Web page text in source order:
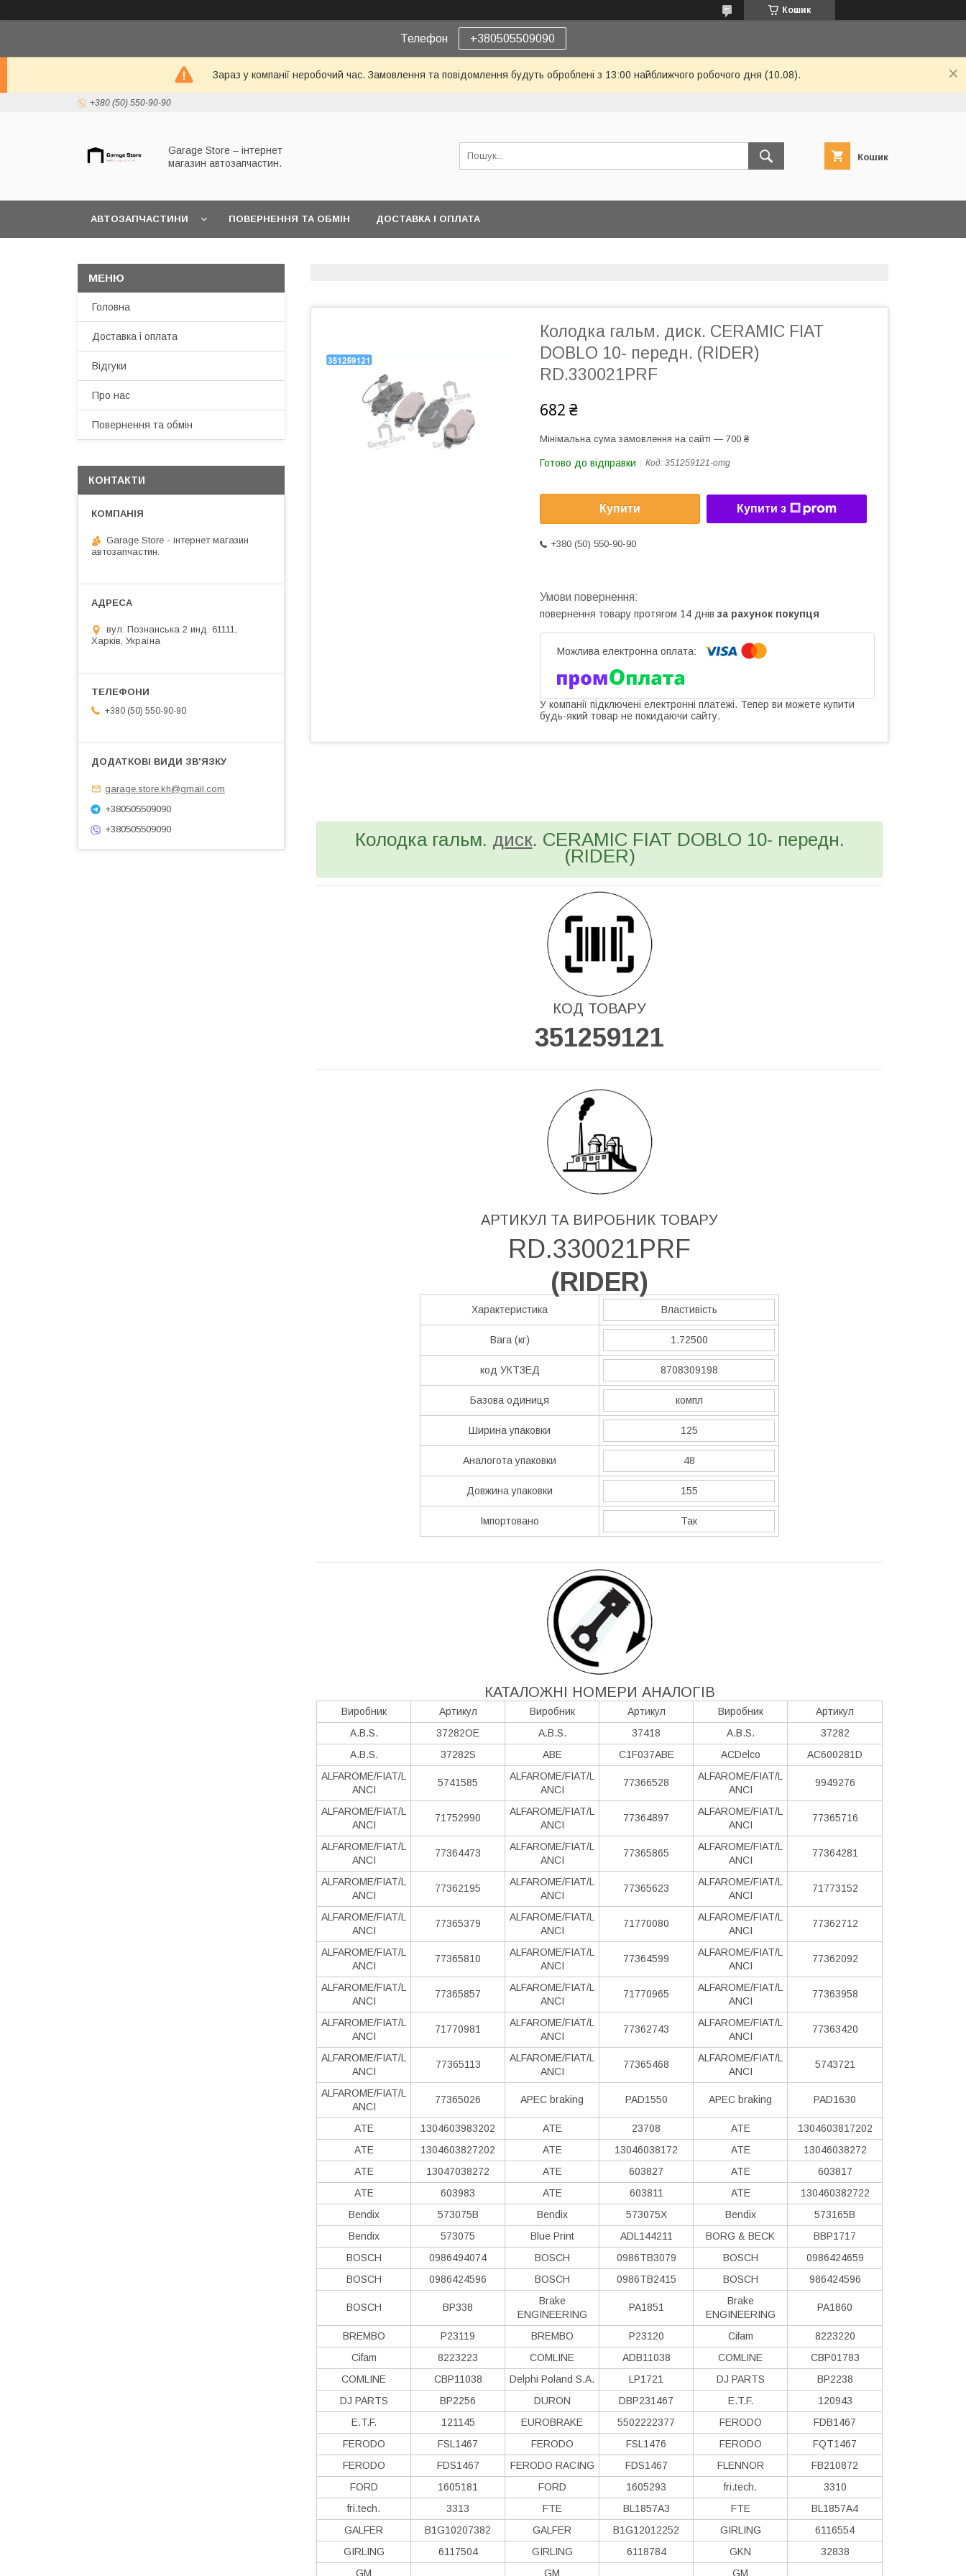
Кошик
Телефон +380505509090
Зараз у компанії неробочий час. Замовлення та повідомлення будуть оброблені з 13:00 найближчого робочого дня (10.08).
+380 (50) 550-90-90
Garage Store – інтернет
магазин автозапчастин.
Кошик
АВТОЗАПЧАСТИНИ ПОВЕРНЕННЯ ТА ОБМІН ДОСТАВКА І ОПЛАТА
Колодка гальм. диск. CERAMIC FIAT
DOBLO 10- передн. (RIDER)
RD.330021PRF
682 ₴
Мінімальна сума замовлення на сайті — 700 ₴
Готово до відправки Код: 351259121-omg
Купити Купити з
+380 (50) 550-90-90
повернення товару протягом 14 днів за рахунок покупця
У компанії підключені електронні платежі. Тепер ви можете купити
будь-який товар не покидаючи сайту.
Колодка гальм. диск. CERAMIC FIAT DOBLO 10- передн.
(RIDER)
КОД ТОВАРУ
351259121
АРТИКУЛ ТА ВИРОБНИК ТОВАРУ
RD.330021PRF
(RIDER)
Характеристика Властивість
Вага (кг) 1.72500
код УКТЗЕД 8708309198
Базова одиниця компл
Ширина упаковки 125
Аналогота упаковки 48
Довжина упаковки 155
Імпортовано Так
КАТАЛОЖНІ НОМЕРИ АНАЛОГІВ
Виробник Артикул Виробник Артикул Виробник
Артикул
A.B.S.
37282OE A.B.S. 37418 A.B.S.
37282
A.B.S.
37282S ABE C1F037ABE ACDelco
AC600281D
ALFAROME/FIAT/L
ANCI
5741585
ALFAROME/FIAT/L
ANCI
77366528
ALFAROME/FIAT/L
ANCI
9949276
ALFAROME/FIAT/L
ANCI
71752990
ALFAROME/FIAT/L
ANCI
77364897
ALFAROME/FIAT/L
ANCI
77365716
ALFAROME/FIAT/L
ANCI
77364473
ALFAROME/FIAT/L
ANCI
77365865
ALFAROME/FIAT/L
ANCI
77364281
ALFAROME/FIAT/L
ANCI
77362195
ALFAROME/FIAT/L
ANCI
77365623
ALFAROME/FIAT/L
ANCI
71773152
ALFAROME/FIAT/L
ANCI
77365379
ALFAROME/FIAT/L
ANCI
71770080
ALFAROME/FIAT/L
ANCI
77362712
ALFAROME/FIAT/L
ANCI
77365810
ALFAROME/FIAT/L
ANCI
77364599
ALFAROME/FIAT/L
ANCI
77362092
ALFAROME/FIAT/L
ANCI
77365857
ALFAROME/FIAT/L
ANCI
71770965
ALFAROME/FIAT/L
ANCI
77363958
ALFAROME/FIAT/L
ANCI
71770981
ALFAROME/FIAT/L
ANCI
77362743
ALFAROME/FIAT/L
ANCI
77363420
ALFAROME/FIAT/L
ANCI
77365113
ALFAROME/FIAT/L
ANCI
77365468
ALFAROME/FIAT/L
ANCI
5743721
ALFAROME/FIAT/L
ANCI
77365026 APEC braking PAD1550 APEC braking PAD1630
ATE 1304603983202 ATE 23708 ATE
1304603817202
ATE
1304603827202 ATE 13046038172 ATE
13046038272
ATE
13047038272 ATE 603827 ATE
603817
ATE
603983 ATE 603811 ATE
130460382722
Bendix
573075B Bendix 573075X Bendix
573165B
Bendix
573075 Blue Print ADL144211 BORG & BECK
BBP1717
BOSCH
0986494074 BOSCH 0986TB3079 BOSCH
0986424659
BOSCH
0986424596 BOSCH 0986TB2415 BOSCH 986424596
BOSCH BP338
Brake
ENGINEERING
PA1851
Brake
ENGINEERING
PA1860
BREMBO P23119 BREMBO P23120 Cifam
8223220
Cifam
8223223 COMLINE ADB11038 COMLINE
CBP01783
COMLINE
CBP11038 Delphi Poland S.А. LP1721 DJ PARTS
BP2238
DJ PARTS
BP2256 DURON DBP231467 E.T.F.
120943
E.T.F.
121145 EUROBRAKE 5502222377 FERODO
FDB1467
FERODO
FSL1467 FERODO FSL1476 FERODO
FQT1467
FERODO
FDS1467 FERODO RACING FDS1467 FLENNOR
FB210872
FORD
1605181 FORD 1605293 fri.tech.
3310
fri.tech.
3313 FTE BL1857A3 FTE
BL1857A4
GALFER
B1G10207382 GALFER B1G12012252 GIRLING
6116554
GIRLING
6117504 GIRLING 6118784 GKN
32838
GM
GM GM
Головна
Доставка і оплата
Відгуки
Про нас
Повернення та обмін
КОНТАКТИ
Garage Store - інтернет магазин
автозапчастин.
вул. Познанська 2 инд. 61111,
Харків, Україна
+380 (50) 550-90-90
garage.store.kh@gmail.com
+380505509090
+380505509090